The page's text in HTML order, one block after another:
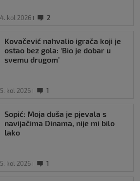
4. kol 2026 2
Kovačević nahvalio igrača koji je
ostao bez gola: ‘Bio je dobar u
svemu drugom’
5. kol 2026 1
Sopić: Moja duša je pjevala s
navijačima Dinama, nije mi bilo
lako
5. kol 2026 1